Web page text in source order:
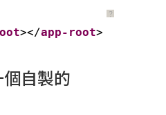
？
></app-root>
自製的